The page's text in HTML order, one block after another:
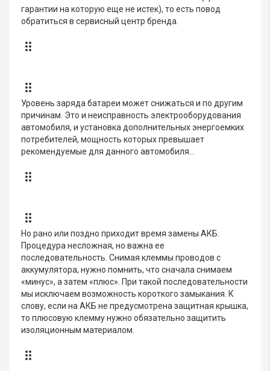
гарантии на которую еще не истек), то есть повод
обратиться в сервисный центр бренда.
Уровень заряда батареи может снижаться и по другим
причинам. Это и неисправность электрооборудования
автомобиля, и установка дополнительных энергоемких
потребителей, мощность которых превышает
рекомендуемые для данного автомобиля…
Но рано или поздно приходит время замены АКБ.
Процедура несложная, но важна ее
последовательность. Снимая клеммы проводов с
аккумулятора, нужно помнить, что сначала снимаем
«минус», а затем «плюс». При такой последовательности
мы исключаем возможность короткого замыкания. К
слову, если на АКБ не предусмотрена защитная крышка,
то плюсовую клемму нужно обязательно защитить
изоляционным материалом.